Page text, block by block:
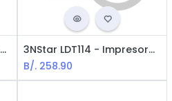
Canon PIXMA G3160 Impresora Inalámbrica Multifuncional con Tecnología Inyección de Tinta / USB / WIFI / Negro
3NStar LDT114 - Impresora Térmica de Etiquetas / USB + LAN / Negro
B/. 258.90